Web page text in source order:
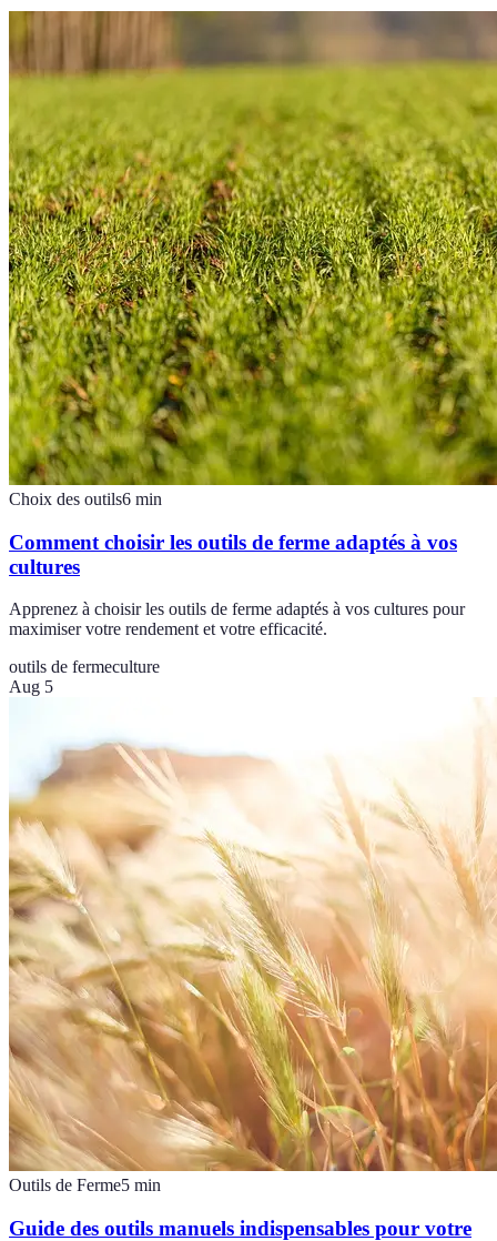
Choix des outils6 min
Comment choisir les outils de ferme adaptés à vos
cultures
Apprenez à choisir les outils de ferme adaptés à vos cultures pour
maximiser votre rendement et votre efficacité.
outils de fermeculture
Aug 5
Outils de Ferme5 min
Guide des outils manuels indispensables pour votre